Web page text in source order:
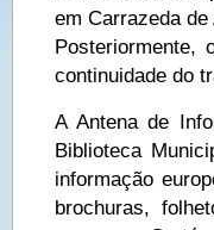
em Carrazeda de
Posteriormente,
continuidade do
A Antena de
Biblioteca
informação
brochuras,